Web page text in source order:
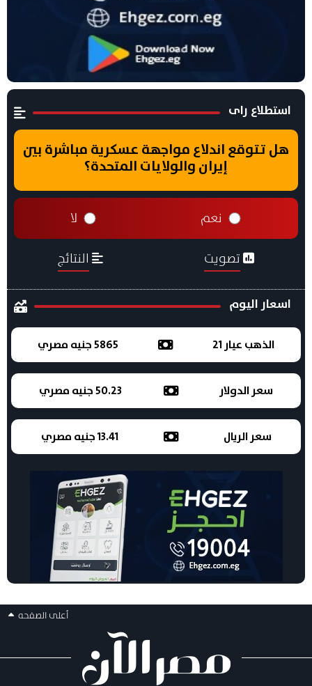
استطلاع راى
هل تتوقع اندلاع مواجهة عسكرية مباشرة بين
إيران والولايات المتحدة؟
نعم لا
تصويت النتائج
اسعار اليوم
الذهب عيار 21 5865 جنيه مصري
سعر الدولار 50.23 جنيه مصري
سعر الريال 13.41 جنيه مصري
أعلى الصفحه